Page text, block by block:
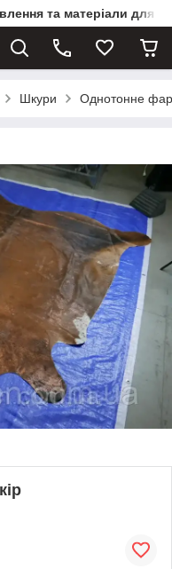
та матеріали для
Шкури Однотонне